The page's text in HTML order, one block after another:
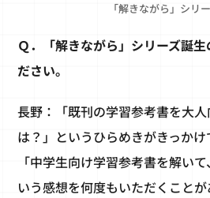
「解きながら」シリ
Ｑ．「解きながら」シリーズ誕
ださい。
長野：「既刊の学習参考書を大
は？」というひらめきがきっか
「中学生向け学習参考書を解い
いう感想を何度もいただくこと